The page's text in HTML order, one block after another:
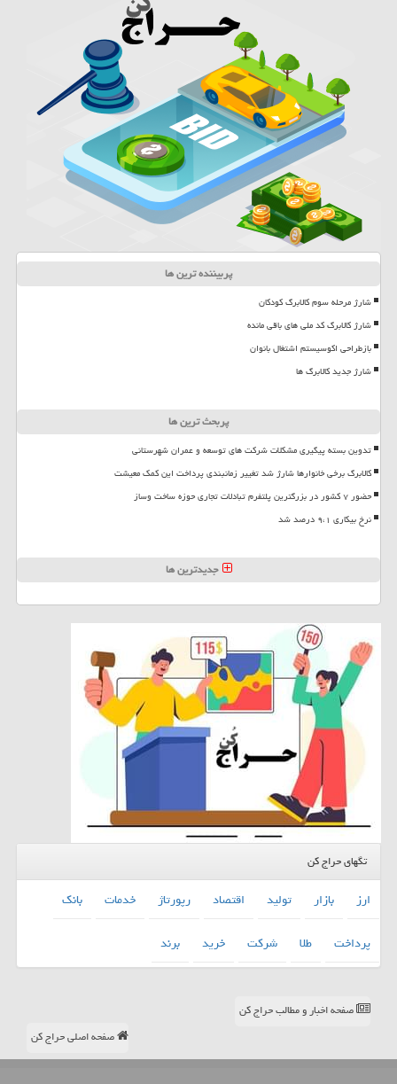
پربیننده ترین ها
شارژ مرحله سوم کالابرگ کودکان
شارژ کالابرگ کد ملی های باقی مانده
بازطراحی اکوسیستم اشتغال بانوان
شارژ جدید کالابرگ ها
پربحث ترین ها
تدوین بسته پیگیری مشکلات شرکت های توسعه و عمران شهرستانی
کالابرگ برخی خانوارها شارژ شد تغییر زمانبندی پرداخت این کمک معیشت
حضور ۷ کشور در بزرگترین پلتفرم تبادلات تجاری حوزه ساخت وساز
نرخ بیکاری ۹،۱ درصد شد
جدیدترین ها
تگهای حراج کن
ارز بازار تولید اقتصاد رپورتاژ خدمات
بانك
پرداخت
طلا شركت خرید برند
صفحه اخبار و مطالب حراج کن
صفحه اصلی حراج کن